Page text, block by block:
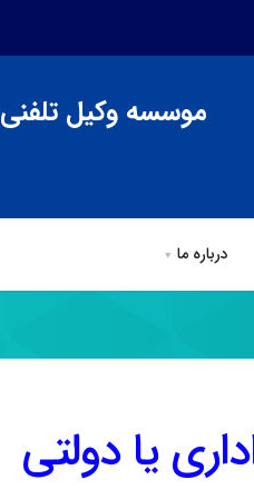
موسسه وکیل تلفنی
درباره ما
یا دولتی